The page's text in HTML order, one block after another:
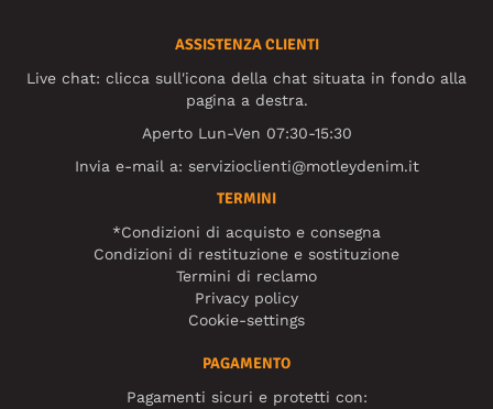
ASSISTENZA CLIENTI
Live chat: clicca sull'icona della chat situata in fondo alla
pagina a destra.
Aperto Lun-Ven 07:30-15:30
Invia e-mail a: servizioclienti@motleydenim.it
TERMINI
*Condizioni di acquisto e consegna
Condizioni di restituzione e sostituzione
Termini di reclamo
Privacy policy
Cookie-settings
PAGAMENTO
Pagamenti sicuri e protetti con: